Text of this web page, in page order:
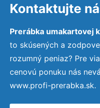
Kontaktujte
Prerábka umakartovej
to skúsených a
rozumný peniaz? Pre
cenovú ponuku nás
www.profi-prerabka.sk.